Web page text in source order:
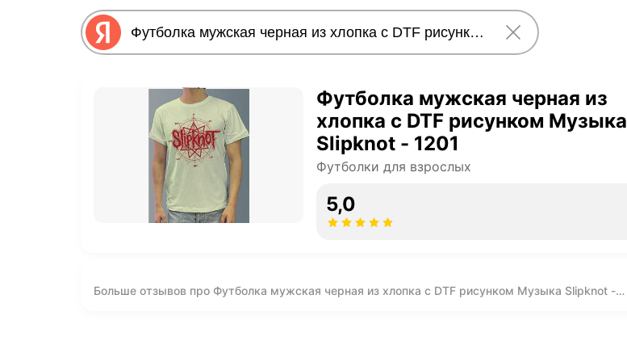
Футболка мужская черная из
хлопка с DTF рисунком Музыка
Slipknot - 1201
Футболки для взрослых
5,0
Больше отзывов про Футболка мужская черная из хлопка с DTF рисунком Музыка Slipknot -